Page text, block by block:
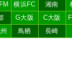
横浜FC 湘南
G大阪 C大阪
鳥栖 長崎